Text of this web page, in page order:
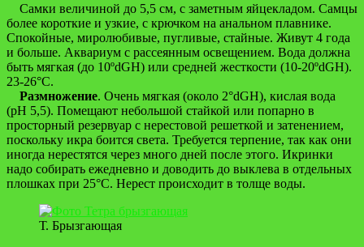
Самки величиной до 5,5 см, с заметным яйцекладом. Самцы
более короткие и узкие, с крючком на анальном плавнике.
Спокойные, миролюбивые, пугливые, стайные. Живут 4 года
и больше. Аквариум с рассеянным освещением. Вода должна
быть мягкая (до 10ºdGH) или средней жесткости (10-20ºdGH).
23-26°С.
Размножение. Очень мягкая (около 2°dGH), кислая вода
(рH 5,5). Помещают небольшой стайкой или попарно в
просторный резервуар с нерестовой решеткой и затенением,
поскольку икра боится света. Требуется терпение, так как они
иногда нерестятся через много дней после этого. Икринки
надо собирать ежедневно и доводить до выклева в отдельных
плошках при 25°C. Нерест происходит в толще воды.
Т. Брызгающая